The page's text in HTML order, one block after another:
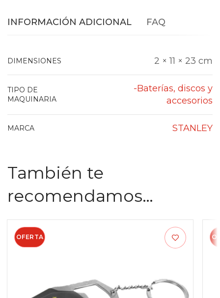
INFORMACIÓN ADICIONAL FAQ
DIMENSIONES 2 × 11 × 23 cm
TIPO DE
MAQUINARIA
-Baterías, discos y
accesorios
MARCA STANLEY
También te
recomendamos…
OFERTA